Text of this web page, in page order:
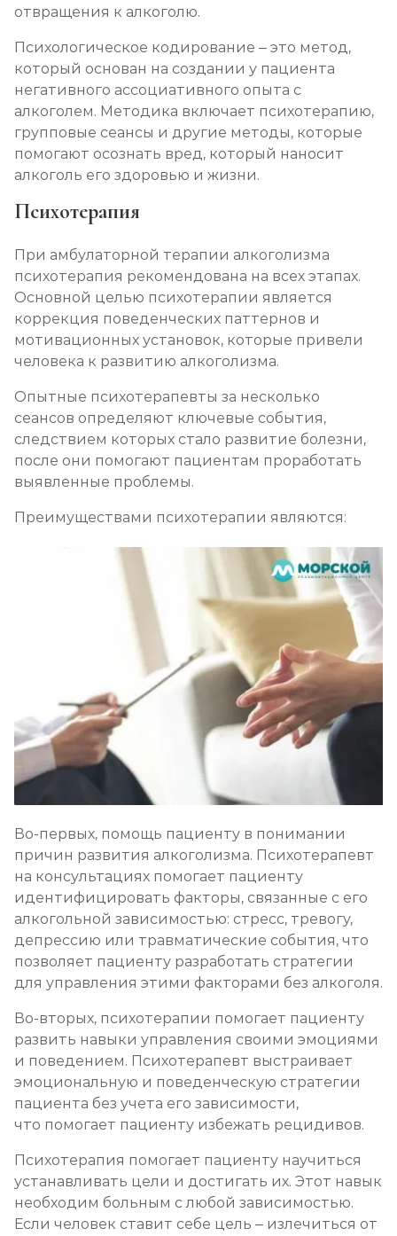
отвращения к алкоголю.
Психологическое кодирование – это метод,
который основан на создании у пациента
негативного ассоциативного опыта с
алкоголем. Методика включает психотерапию,
групповые сеансы и другие методы, которые
помогают осознать вред, который наносит
алкоголь его здоровью и жизни.
Психотерапия
При амбулаторной терапии алкоголизма
психотерапия рекомендована на всех этапах.
Основной целью психотерапии является
коррекция поведенческих паттернов и
мотивационных установок, которые привели
человека к развитию алкоголизма.
Опытные психотерапевты за несколько
сеансов определяют ключевые события,
следствием которых стало развитие болезни,
после они помогают пациентам проработать
выявленные проблемы.
Преимуществами психотерапии являются:
Во-первых, помощь пациенту в понимании
причин развития алкоголизма. Психотерапевт
на консультациях помогает пациенту
идентифицировать факторы, связанные с его
алкогольной зависимостью: стресс, тревогу,
депрессию или травматические события, что
позволяет пациенту разработать стратегии
для управления этими факторами без алкоголя.
Во-вторых, психотерапии помогает пациенту
развить навыки управления своими эмоциями
и поведением. Психотерапевт выстраивает
эмоциональную и поведенческую стратегии
пациента без учета его зависимости,
что помогает пациенту избежать рецидивов.
Психотерапия помогает пациенту научиться
устанавливать цели и достигать их. Этот навык
необходим больным с любой зависимостью.
Если человек ставит себе цель – излечиться от